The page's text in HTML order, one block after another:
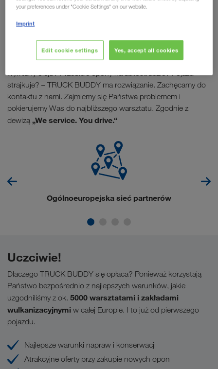
TRUCK BUDDYkorzystają z serwisu napraw i organizacji
przeglądów naczep oraz ciągników siodłowych. Minął termin
wymiany oleju? Przebicie opony na autostradzie? Pojazd
strajkuje? – TRUCK BUDDY ma rozwiązanie. Zachęcamy do
kontaktu z nami. Zajmiemy się Państwa problemem i
pokierujemy Was do najbliższego warsztatu. Zgodnie z
dewizą „We service. You drive.“
Ogólnoeuropejska sieć partnerów
Uczciwie!
Dlaczego TRUCK BUDDY się opłaca? Ponieważ korzystają
Państwo bezpośrednio z najlepszych warunków, jakie
uzgodniliśmy z ok. 5000 warsztatami i zakładami
wulkanizacyjnymi w całej Europie. I to już od pierwszego
pojazdu.
Najlepsze warunki napraw i konserwacji
Atrakcyjne oferty przy zakupie nowych opon
your preferences under "Cookie Settings" on our website.
Imprint
Edit cookie settings Yes, accept all cookies